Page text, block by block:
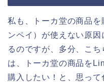
私も、トーカ堂の商品
ンペイ）が使えない原
るのですが、多分、こ
は、トーカ堂の商品を
購入したい！と、思っ